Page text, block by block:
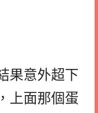
果意外超下
上面那個蛋